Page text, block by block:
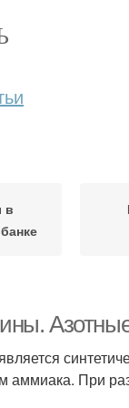
в
аммиака. При